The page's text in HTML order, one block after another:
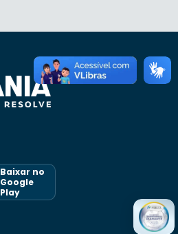
Baixar no
Google
Play